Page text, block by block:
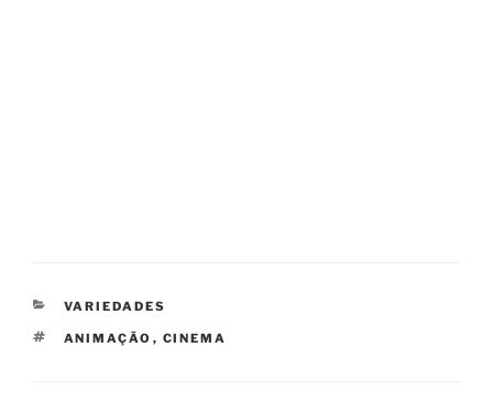
CATEGORIAS
VARIEDADES
TAGS
ANIMAÇÃO , CINEMA